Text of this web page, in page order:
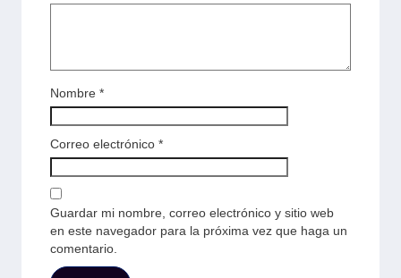
Nombre *
Correo electrónico *
Guardar mi nombre, correo electrónico y sitio web
en este navegador para la próxima vez que haga un
comentario.